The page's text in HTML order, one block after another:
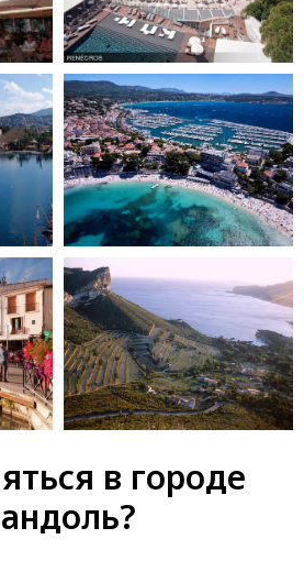
в городе